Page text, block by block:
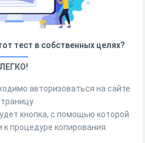
тест в собственных целях?
ЛЕГКО!
авторизоваться на сайте
кнопка, с помощью которой
процедуре копирования.